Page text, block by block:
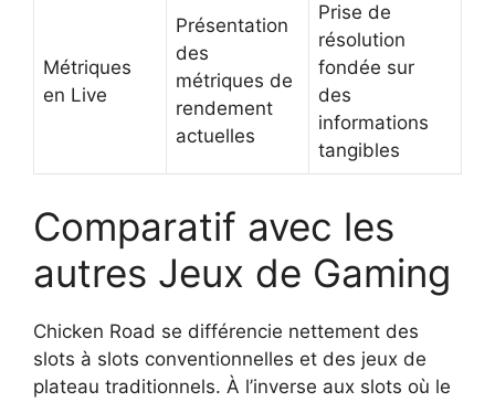
Métriques
en Live
Présentation
des
métriques de
rendement
actuelles
Prise de
résolution
fondée sur
des
informations
tangibles
Comparatif avec les
autres Jeux de Gaming
Chicken Road se différencie nettement des
slots à slots conventionnelles et des jeux de
plateau traditionnels. À l’inverse aux slots où le